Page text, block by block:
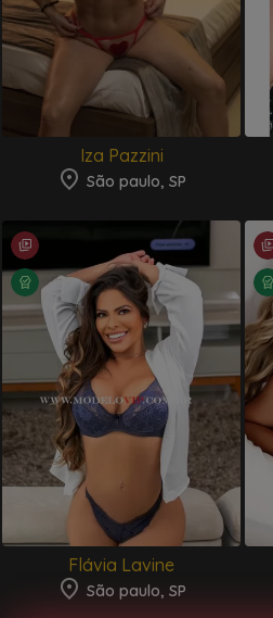
Iza Pazzini
São paulo, SP
Flávia Lavine
São paulo, SP